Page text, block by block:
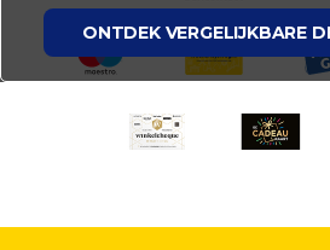
ONTDEK VERGELIJKBARE